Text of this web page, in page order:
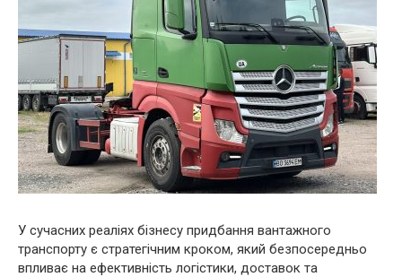
У сучасних реаліях бізнесу придбання вантажного
транспорту є стратегічним кроком, який безпосередньо
впливає на ефективність логістики, доставок та